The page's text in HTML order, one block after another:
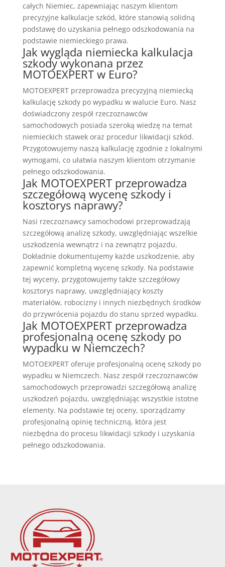
całych Niemiec, zapewniając naszym klientom
precyzyjne kalkulacje szkód, które stanowią solidną
podstawę do uzyskania pełnego odszkodowania na
podstawie niemieckiego prawa.
Jak wygląda niemiecka kalkulacja
szkody wykonana przez
MOTOEXPERT w Euro?
MOTOEXPERT przeprowadza precyzyjną niemiecką
kalkulację szkody po wypadku w walucie Euro. Nasz
doświadczony zespół rzeczoznawców
samochodowych posiada szeroką wiedzę na temat
niemieckich stawek oraz procedur likwidacji szkód.
Przygotowujemy naszą kalkulację zgodnie z lokalnymi
wymogami, co ułatwia naszym klientom otrzymanie
pełnego odszkodowania.
Jak MOTOEXPERT przeprowadza
szczegółową wycenę szkody i
kosztorys naprawy?
Nasi rzeczoznawcy samochodowi przeprowadzają
szczegółową analizę szkody, uwzględniając wszelkie
uszkodzenia wewnątrz i na zewnątrz pojazdu.
Dokładnie dokumentujemy każde uszkodzenie, aby
zapewnić kompletną wycenę szkody. Na podstawie
tej wyceny, przygotowujemy także szczegółowy
kosztorys naprawy, uwzględniający koszty
materiałów, robocizny i innych niezbędnych środków
do przywrócenia pojazdu do stanu sprzed wypadku.
Jak MOTOEXPERT przeprowadza
profesjonalną ocenę szkody po
wypadku w Niemczech?
MOTOEXPERT oferuje profesjonalną ocenę szkody po
wypadku w Niemczech. Nasz zespół rzeczoznawców
samochodowych przeprowadzi szczegółową analizę
uszkodzeń pojazdu, uwzględniając wszystkie istotne
elementy. Na podstawie tej oceny, sporządzamy
profesjonalną opinię techniczną, która jest
niezbędna do procesu likwidacji szkody i uzyskania
pełnego odszkodowania.